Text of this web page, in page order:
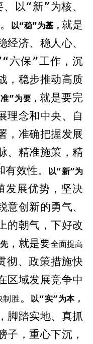
以“新”为核、
以“稳”为基， 就是
济、稳人心、
六保”工作，沉
，稳步推动高质
”为要， 就是要完
理念和中央、自
，准确把握发展
、精准施策，精
效性。
以“新”为
发展优势，坚决
创新的勇气、
的朝气，下好改
，就是要全面提高
彻、政策措施快
区域发展竞争中
制胜。 以“实”为本，
脚踏实地、真抓
子，重心下沉 ，